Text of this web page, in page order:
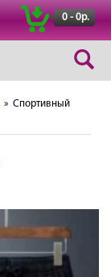
0 - 0р.
» Спортивный